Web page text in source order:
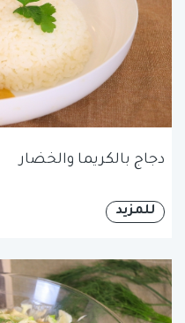
دجاج بالكريما والخضار
للمزيد